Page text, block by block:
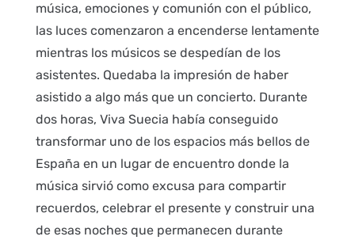
música, emociones y comunión con el público,
las luces comenzaron a encenderse lentamente
mientras los músicos se despedían de los
asistentes. Quedaba la impresión de haber
asistido a algo más que un concierto. Durante
dos horas, Viva Suecia había conseguido
transformar uno de los espacios más bellos de
España en un lugar de encuentro donde la
música sirvió como excusa para compartir
recuerdos, celebrar el presente y construir una
de esas noches que permanecen durante